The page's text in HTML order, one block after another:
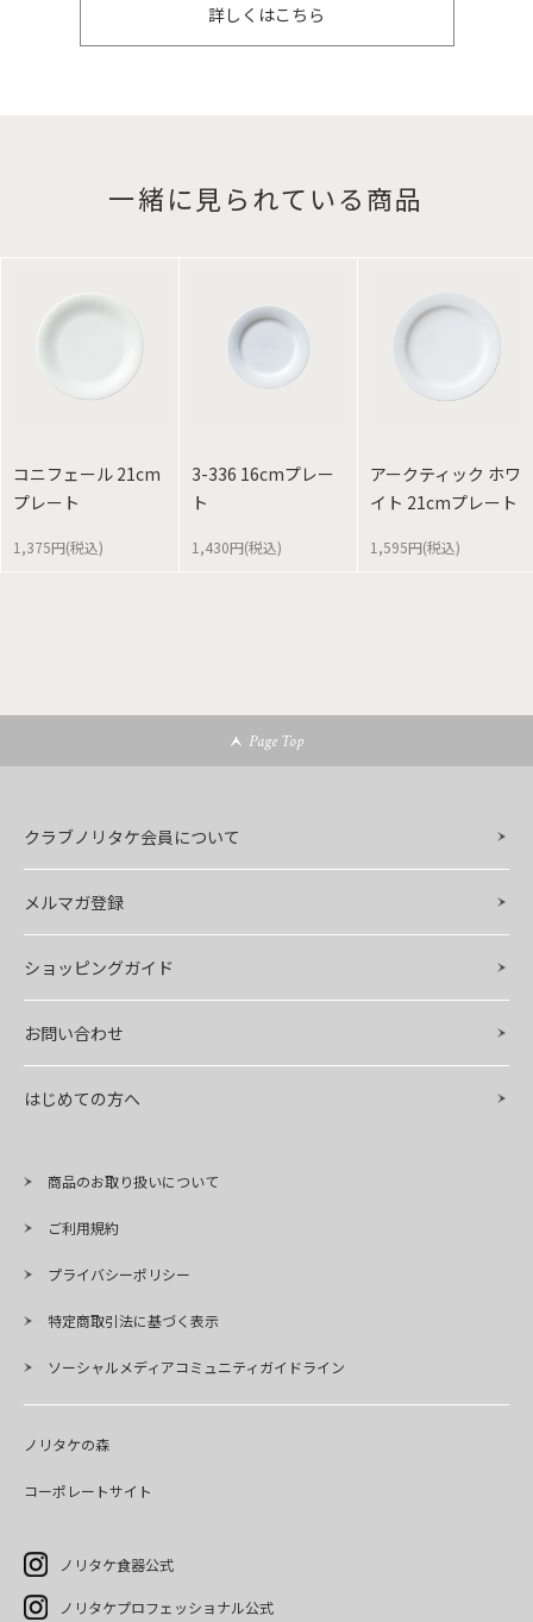
詳しくはこちら
一緒に見られている商品
コニフェール 21cm
プレート
1,375円(税込)
3-336 16cmプレー
ト
1,430円(税込)
アークティック ホワ
イト 21cmプレート
1,595円(税込)
Page Top
クラブノリタケ会員について
メルマガ登録
ショッピングガイド
お問い合わせ
はじめての方へ
商品のお取り扱いについて
ご利用規約
プライバシーポリシー
特定商取引法に基づく表示
ソーシャルメディアコミュニティガイドライン
ノリタケの森
コーポレートサイト
ノリタケ食器公式
ノリタケプロフェッショナル公式